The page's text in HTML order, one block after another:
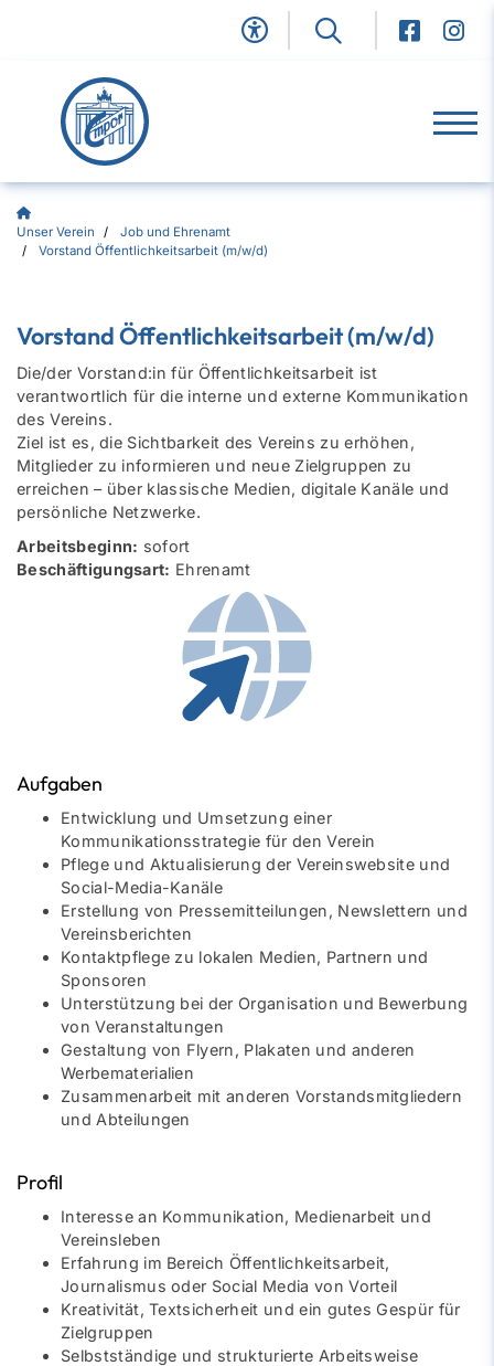
Unser Verein
Job und Ehrenamt
Vorstand Öffentlichkeitsarbeit (m/w/d)
Vorstand Öffentlichkeitsarbeit (m/w/d)
Die/der Vorstand:in für Öffentlichkeitsarbeit ist
verantwortlich für die interne und externe Kommunikation
des Vereins.
Ziel ist es, die Sichtbarkeit des Vereins zu erhöhen,
Mitglieder zu informieren und neue Zielgruppen zu
erreichen – über klassische Medien, digitale Kanäle und
persönliche Netzwerke.
Arbeitsbeginn: sofort
Beschäftigungsart: Ehrenamt
Aufgaben
Entwicklung und Umsetzung einer
Kommunikationsstrategie für den Verein
Pflege und Aktualisierung der Vereinswebsite und
Social-Media-Kanäle
Erstellung von Pressemitteilungen, Newslettern und
Vereinsberichten
Kontaktpflege zu lokalen Medien, Partnern und
Sponsoren
Unterstützung bei der Organisation und Bewerbung
von Veranstaltungen
Gestaltung von Flyern, Plakaten und anderen
Werbematerialien
Zusammenarbeit mit anderen Vorstandsmitgliedern
und Abteilungen
Profil
Interesse an Kommunikation, Medienarbeit und
Vereinsleben
Erfahrung im Bereich Öffentlichkeitsarbeit,
Journalismus oder Social Media von Vorteil
Kreativität, Textsicherheit und ein gutes Gespür für
Zielgruppen
Selbstständige und strukturierte Arbeitsweise